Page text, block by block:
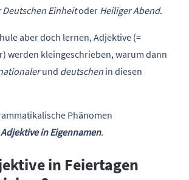
Deutschen Einheitoder Heiliger Abend.
aber doch lernen, Adjektive (=
werden kleingeschrieben, warum dann
und deutschen in diesen
Phänomen
in Eigennamen.
in Feiertagen